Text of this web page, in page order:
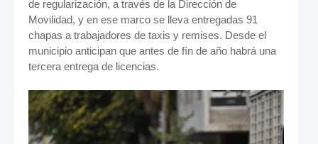
de regularización, a través de la Dirección de
Movilidad, y en ese marco se lleva entregadas 91
chapas a trabajadores de taxis y remises. Desde el
municipio anticipan que antes de fín de año habrá una
tercera entrega de licencias.